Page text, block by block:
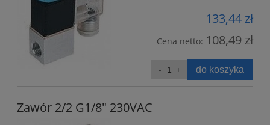
133,44 zł
Cena netto: 108,49 zł
do koszyka
Zawór 2/2 G1/8" 230VAC